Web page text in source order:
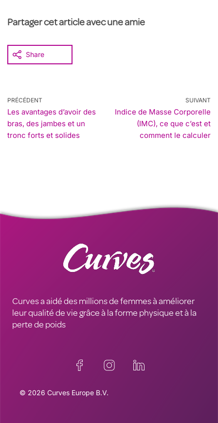
Partager cet article avec une amie
Share
PRÉCÉDENT
Les avantages d’avoir des
bras, des jambes et un
tronc forts et solides
SUIVANT
Indice de Masse Corporelle
(IMC), ce que c’est et
comment le calculer
Curves a aidé des millions de femmes à améliorer
leur qualité de vie grâce à la forme physique et à la
perte de poids
© 2026 Curves Europe B.V.